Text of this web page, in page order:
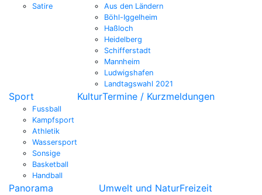
Satire
Aus den Ländern
Böhl-Iggelheim
Haßloch
Heidelberg
Schifferstadt
Mannheim
Ludwigshafen
Landtagswahl 2021
Sport
Fussball
Kampfsport
Athletik
Wassersport
Sonsige
Basketball
Handball
KulturTermine / Kurzmeldungen
Panorama Umwelt und NaturFreizeit